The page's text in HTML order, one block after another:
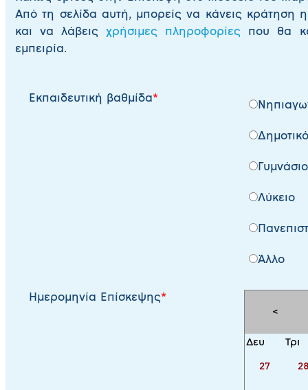
Από τη σελίδα αυτή, μπορείς να κάνεις κράτηση
και να λάβειςχρήσιμες πληροφορίες που θα
εμπειρία.
Εκπαιδευτική βαθμίδα
Δημοτικό
Γυμνάσιο
Λύκειο
Άλλο
Ημερομηνία Επίσκεψης
<
Δευ Τρι
27